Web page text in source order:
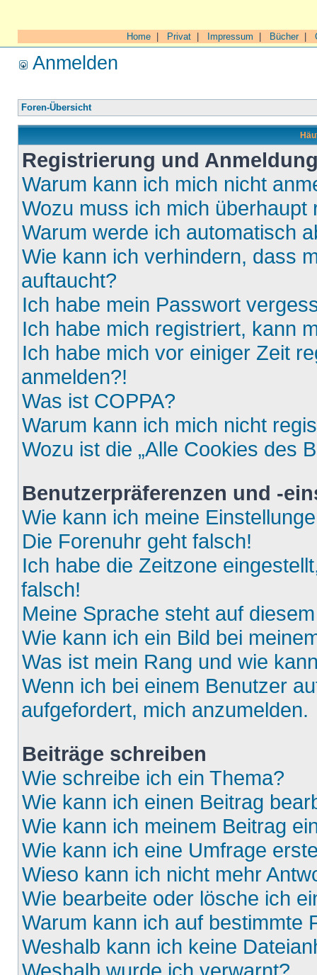
Home Privat Impressum Bücher|
Anmelden
Foren-Übersicht
Registrierung und
Warum kann ich mich nicht
Wozu muss ich mich überhaupt
Warum werde ich automatisch
Wie kann ich verhindern, dass
auftaucht?
Ich habe mein Passwort
Ich habe mich registriert, kann
Ich habe mich vor einiger Zeit
anmelden?!
Was ist COPPA?
Warum kann ich mich nicht
Wozu ist die „Alle Cookies des
Benutzerpräferenzen und -
Wie kann ich meine
Die Forenuhr geht falsch!
Ich habe die Zeitzone
falsch!
Meine Sprache steht auf
Wie kann ich ein Bild bei
Was ist mein Rang und wie
Wenn ich bei einem Benutzer
aufgefordert, mich anzumelden.
Beiträge schreiben
Wie schreibe ich ein Thema?
Wie kann ich einen Beitrag
Wie kann ich meinem Beitrag
Wie kann ich eine Umfrage
Wieso kann ich nicht mehr
Wie bearbeite oder lösche ich
Warum kann ich auf bestimmte
Weshalb kann ich keine